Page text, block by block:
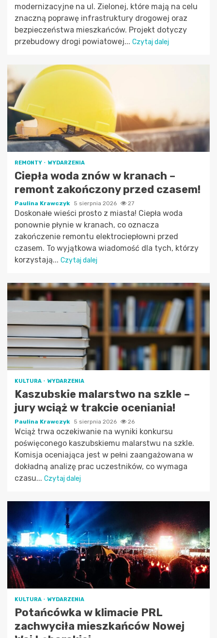
modernizacyjne na ul. Zielonej, które mają na celu
znaczną poprawę infrastruktury drogowej oraz
bezpieczeństwa mieszkańców. Projekt dotyczy
przebudowy drogi powiatowej... Czytaj dalej
REMONTY WYDARZENIA
Ciepła woda znów w kranach –
remont zakończony przed czasem!
Paulina Krawczyk 5 sierpnia 2026 27
Doskonałe wieści prosto z miasta! Ciepła woda
ponownie płynie w kranach, co oznacza
zakończenie remontu elektrociepłowni przed
czasem. To wyjątkowa wiadomość dla tych, którzy
korzystają... Czytaj dalej
KULTURA WYDARZENIA
Kaszubskie malarstwo na szkle –
jury wciąż w trakcie oceniania!
Paulina Krawczyk 5 sierpnia 2026 26
Wciąż trwa oczekiwanie na wyniki konkursu
poświęconego kaszubskiemu malarstwu na szkle.
Komisja oceniająca jest w pełni zaangażowana w
dokładną analizę prac uczestników, co wymaga
czasu... Czytaj dalej
KULTURA WYDARZENIA
Potańcówka w klimacie PRL
zachwyciła mieszkańców Nowej